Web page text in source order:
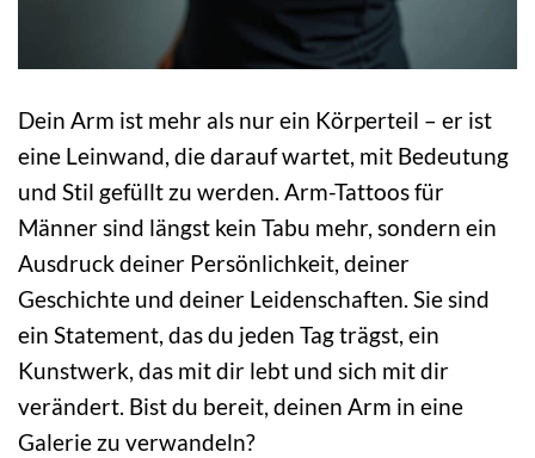
Dein Arm ist mehr als nur ein Körperteil – er ist
eine Leinwand, die darauf wartet, mit Bedeutung
und Stil gefüllt zu werden. Arm-Tattoos für
Männer sind längst kein Tabu mehr, sondern ein
Ausdruck deiner Persönlichkeit, deiner
Geschichte und deiner Leidenschaften. Sie sind
ein Statement, das du jeden Tag trägst, ein
Kunstwerk, das mit dir lebt und sich mit dir
verändert. Bist du bereit, deinen Arm in eine
Galerie zu verwandeln?